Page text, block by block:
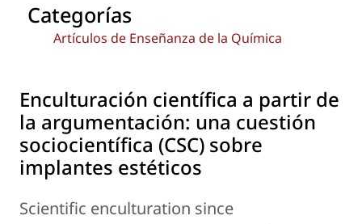
Categorías
Artículos de Enseñanza de la Química
Enculturación científica a partir de
la argumentación: una cuestión
sociocientífica (CSC) sobre
implantes estéticos
Scientific enculturation since